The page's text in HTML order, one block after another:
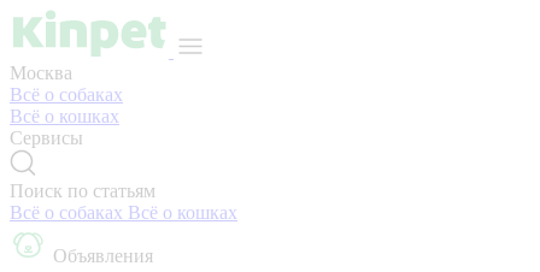
Москва
Всё о собаках
Всё о кошках
Сервисы
Поиск по статьям
Всё о собаках Всё о кошках
Объявления